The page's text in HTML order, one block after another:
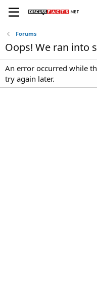
Forums
Oops! We ran into
An error occurred while
try again later.